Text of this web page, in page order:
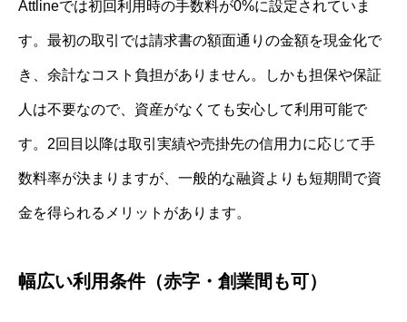
Attlineでは初回利用時の手数料が0%に設定されていま
す。最初の取引では請求書の額面通りの金額を現金化で
き、余計なコスト負担がありません。しかも担保や保証
人は不要なので、資産がなくても安心して利用可能で
す。2回目以降は取引実績や売掛先の信用力に応じて手
数料率が決まりますが、一般的な融資よりも短期間で資
金を得られるメリットがあります。
幅広い利用条件（赤字・創業間も可）